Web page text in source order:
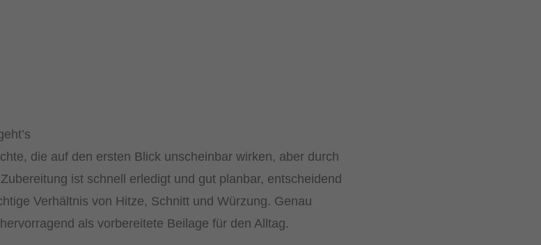
die auf den ersten Blick unscheinbar wirken, aber durch
ist schnell erledigt und gut planbar, entscheidend
Verhältnis von Hitze, Schnitt und Würzung. Genau
als vorbereitete Beilage für den Alltag.